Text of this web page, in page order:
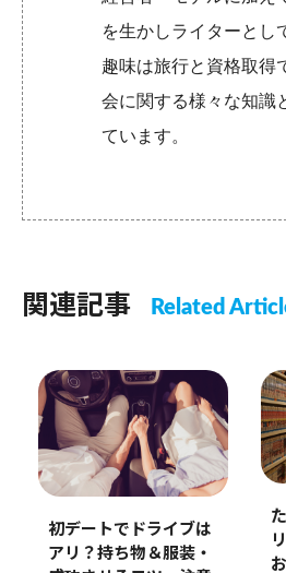
を生かしライターとし
趣味は旅行と資格取得
会に関する様々な知識
ています。
関連記事 Related
初デートでドライブは
アリ？持ち物＆服装・